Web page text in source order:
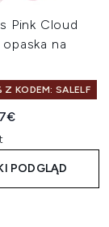
Pink Cloud
na
KODEM: SALELF
cenacena:
PODGLĄD